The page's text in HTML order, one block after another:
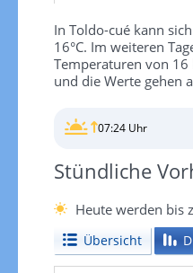
In Toldo-cué kann
16°C. Im weiteren
Temperaturen von 16
und die Werte gehen
07:24 Uhr
Stündliche
Heute werden bis
Übersicht